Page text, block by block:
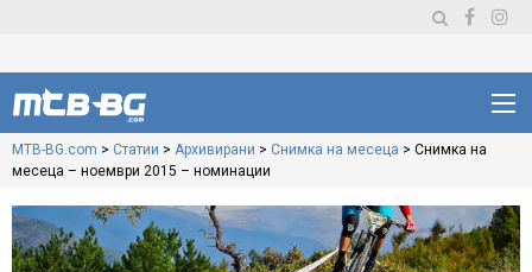
MTB-BG.com > Статии > Архивирани > Снимка на месеца > Снимка на
месеца – ноември 2015 – номинации